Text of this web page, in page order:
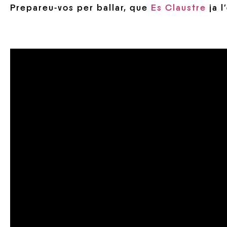
Prepareu-vos per ballar, que Es Claustre ja